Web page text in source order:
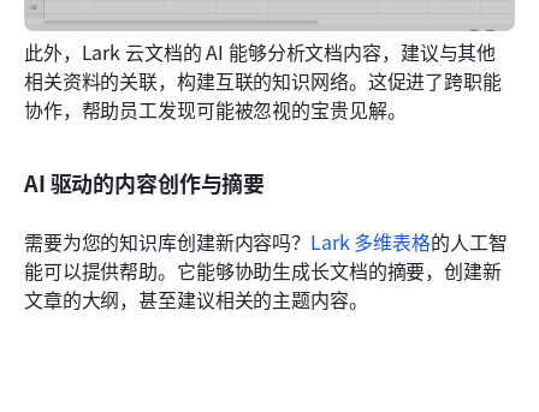
此外，Lark 云文档的 AI 能够分析文档内容，建议与其他
相关资料的关联，构建互联的知识网络。这促进了跨职能
协作，帮助员工发现可能被忽视的宝贵见解。
AI 驱动的内容创作与摘要
需要为您的知识库创建新内容吗？ Lark 多维表格的人工智
能可以提供帮助。它能够协助生成长文档的摘要，创建新
文章的大纲，甚至建议相关的主题内容。